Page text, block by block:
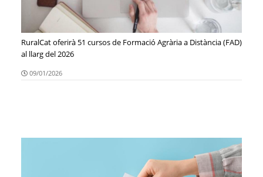
RuralCat oferirà 51 cursos de Formació Agrària a Distància (FAD)
al llarg del 2026
09/01/2026